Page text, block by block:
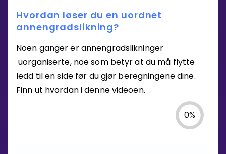
Hvordan løser du en uordnet
annengradslikning?
Noen ganger er annengradslikninger
uorganiserte, noe som betyr at du må flytte
ledd til en side før du gjør beregningene dine.
Finn ut hvordan i denne videoen.
0%